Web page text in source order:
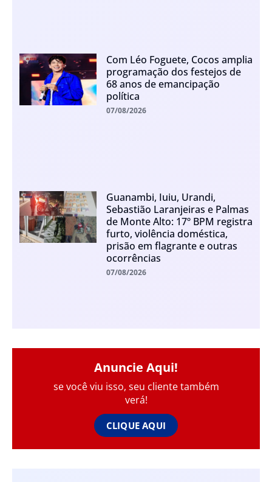
Com Léo Foguete, Cocos amplia
programação dos festejos de
68 anos de emancipação
política
07/08/2026
Guanambi, Iuiu, Urandi,
Sebastião Laranjeiras e Palmas
de Monte Alto: 17º BPM registra
furto, violência doméstica,
prisão em flagrante e outras
ocorrências
07/08/2026
Anuncie Aqui!
se você viu isso, seu cliente também
verá!
CLIQUE AQUI